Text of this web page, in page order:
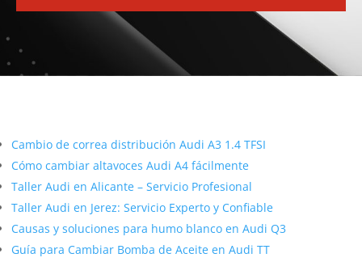
Cambio de correa distribución Audi A3 1.4 TFSI
Cómo cambiar altavoces Audi A4 fácilmente
Taller Audi en Alicante – Servicio Profesional
Taller Audi en Jerez: Servicio Experto y Confiable
Causas y soluciones para humo blanco en Audi Q3
Guía para Cambiar Bomba de Aceite en Audi TT